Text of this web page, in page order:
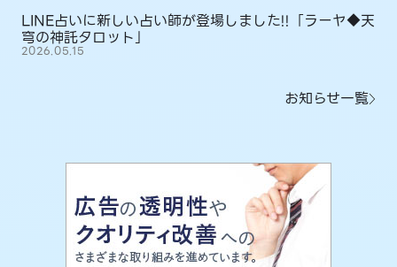
LINE占いに新しい占い師が登場しました!!「ラーヤ◆天
穹の神託タロット」
2026.05.15
お知らせ一覧